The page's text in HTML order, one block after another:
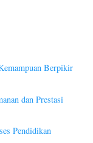
Berpikir
dan Prestasi
Pendidikan